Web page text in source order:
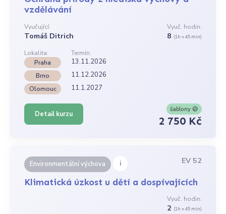
vzdělávání
Vyučující:
Tomáš Ditrich
Vyuč. hodin:
8 (1h = 45 min)
Lokalita:
Termín:
Praha
13.11.2026
Brno 11.12.2026
Olomouc 11.1.2027
Detail kurzu
šablony
2 750 Kč
Environmentální výchova i EV 52
Klimatická úzkost u dětí a dospívajících
Vyuč. hodin:
2 (1h = 45 min)